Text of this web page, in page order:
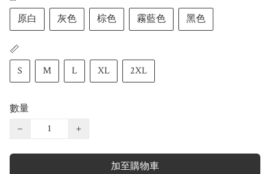
原白
灰色 棕色 霧藍色 黑色
📏
S
M L XL 2XL
數量
−
+
加至購物車